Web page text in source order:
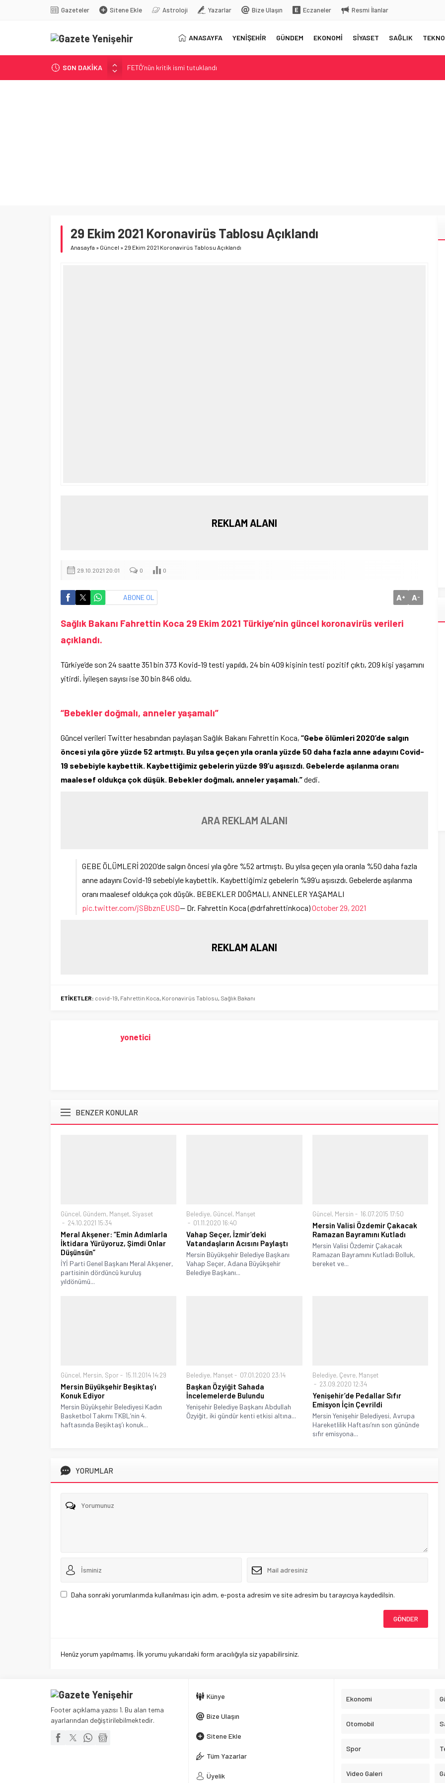
Gazeteler Sitene Ekle Astroloji Yazarlar Bize Ulaşın Eczaneler Resmi İlanlar
ANASAYFA YENİŞEHİR GÜNDEM EKONOMİ SİYASET SAĞLIK
SON DAKİKA
FETÖ’nün kritik ismi tutuklandı
Son dakika… İstanbul’da trafik felç
29 Ekim 2021 Koronavirüs Tablosu Açıklandı
Anasayfa » Güncel » 29 Ekim 2021 Koronavirüs Tablosu Açıklandı
REKLAM ALANI
29.10.2021 20:01 0 0
ABONE OL A+ A-
Sağlık Bakanı Fahrettin Koca 29 Ekim 2021 Türkiye’nin güncel koronavirüs verileri
açıklandı.
Türkiye’de son 24 saatte 351 bin 373 Kovid-19 testi yapıldı, 24 bin 409 kişinin testi pozitif çıktı, 209 kişi yaşamını
yitirdi. İyileşen sayısı ise 30 bin 846 oldu.
“Bebekler doğmalı, anneler yaşamalı”
Güncel verileri Twitter hesabından paylaşan Sağlık Bakanı Fahrettin Koca, “Gebe ölümleri 2020’de salgın
öncesi yıla göre yüzde 52 artmıştı. Bu yılsa geçen yıla oranla yüzde 50 daha fazla anne adayını Covid-
19 sebebiyle kaybettik. Kaybettiğimiz gebelerin yüzde 99’u aşısızdı. Gebelerde aşılanma oranı
maalesef oldukça çok düşük. Bebekler doğmalı, anneler yaşamalı.”dedi.
ARA REKLAM ALANI
GEBE ÖLÜMLERİ 2020’de salgın öncesi yıla göre %52 artmıştı. Bu yılsa geçen yıla oranla %50 daha fazla
anne adayını Covid-19 sebebiyle kaybettik. Kaybettiğimiz gebelerin %99’u aşısızdı. Gebelerde aşılanma
oranı maalesef oldukça çok düşük. BEBEKLER DOĞMALI, ANNELER YAŞAMALI
pic.twitter.com/jSBbznEUSD— Dr. Fahrettin Koca (@drfahrettinkoca)October 29, 2021
REKLAM ALANI
ETİKETLER: covid-19, Fahrettin Koca, Koronavirüs Tablosu, Sağlık Bakanı
yonetici
BENZER KONULAR
Güncel, Gündem, Manşet, Siyaset
24.10.2021 15:34
Meral Akşener: “Emin Adımlarla
İktidara Yürüyoruz, Şimdi Onlar
Düşünsün”
İYİ Parti Genel Başkanı Meral Akşener,
partisinin dördüncü kuruluş
yıldönümü...
Belediye, Güncel, Manşet
01.11.2020 16:40
Vahap Seçer, İzmir’deki
Vatandaşların Acısını Paylaştı
Mersin Büyükşehir Belediye Başkanı
Vahap Seçer, Adana Büyükşehir
Belediye Başkanı...
Güncel, Mersin 16.07.2015 17:50
Mersin Valisi Özdemir Çakacak
Ramazan Bayramını Kutladı
Mersin Valisi Özdemir Çakacak
Ramazan Bayramını Kutladı Bolluk,
bereket ve...
Güncel, Mersin, Spor 15.11.2014 14:29
Mersin Büyükşehir Beşiktaş’ı
Konuk Ediyor
Mersin Büyükşehir Belediyesi Kadın
Basketbol Takımı TKBL’nin 4.
haftasında Beşiktaş’ı konuk...
Belediye, Manşet 07.01.2020 23:14
Başkan Özyiğit Sahada
İncelemelerde Bulundu
Yenişehir Belediye Başkanı Abdullah
Özyiğit, iki gündür kenti etkisi altına...
Belediye, Çevre, Manşet
23.09.2020 12:34
Yenişehir’de Pedallar Sıfır
Emisyon İçin Çevrildi
Mersin Yenişehir Belediyesi, Avrupa
Hareketlilik Haftası’nın son gününde
sıfır emisyona...
YORUMLAR
Daha sonraki yorumlarımda kullanılması için adım, e-posta adresim ve site adresim bu tarayıcıya kaydedilsin.
Henüz yorum yapılmamış. İlk yorumu yukarıdaki form aracılığıyla siz yapabilirsiniz.
Footer açıklama yazısı 1. Bu alan tema
ayarlarından değiştirilebilmektedir.
Künye
Bize Ulaşın
Sitene Ekle
Tüm Yazarlar
Üyelik
Ekonomi
Otomobil
Spor
Video Galeri